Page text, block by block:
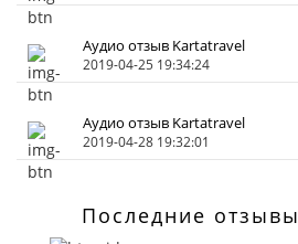
Аудио отзыв Kartatravel
2019-04-25 19:34:24
Аудио отзыв Kartatravel
2019-04-28 19:32:01
Последние отзывы